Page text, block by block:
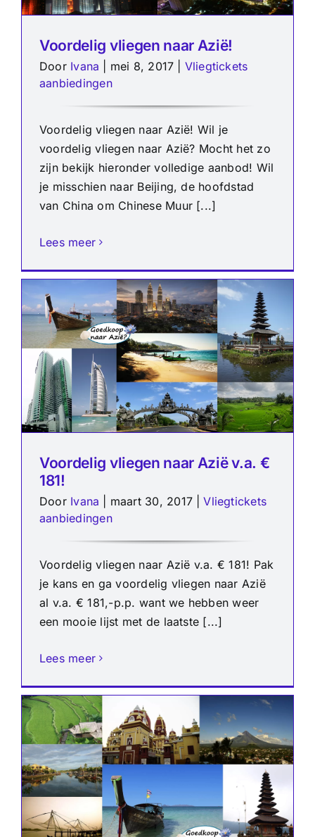
Voordelig vliegen naar Azië!
Door Ivana mei 8, 2017
Vliegtickets
aanbiedingen
Voordelig vliegen naar Azië! Wil je
voordelig vliegen naar Azië? Mocht het zo
zijn bekijk hieronder volledige aanbod! Wil
je misschien naar Beijing, de hoofdstad
van China om Chinese Muur [...]
Lees meer
Voordelig vliegen naar Azië v.a. €
181!
Door Ivana maart 30, 2017
Vliegtickets
aanbiedingen
Voordelig vliegen naar Azië v.a. € 181! Pak
je kans en ga voordelig vliegen naar Azië
al v.a. € 181,-p.p. want we hebben weer
een mooie lijst met de laatste [...]
Lees meer